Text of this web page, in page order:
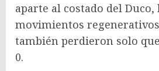
aparte al costado del Duco,
movimientos
también perdieron solo
0.